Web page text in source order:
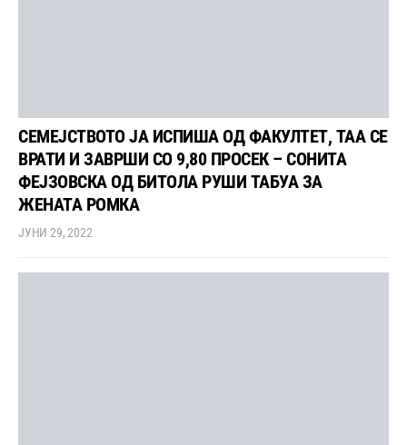
СЕМЕЈСТВОТО ЈА ИСПИША ОД ФАКУЛТЕТ, ТАА СЕ
ВРАТИ И ЗАВРШИ СО 9,80 ПРОСЕК – СОНИТА
ФЕЈЗОВСКА ОД БИТОЛА РУШИ ТАБУА ЗА
ЖЕНАТА РОМКА
ЈУНИ 29, 2022